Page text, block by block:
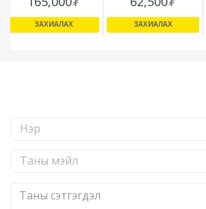
ЗАХИАЛАХ ЗАХИАЛАХ